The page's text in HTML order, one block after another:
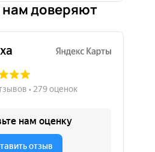
нам доверяют